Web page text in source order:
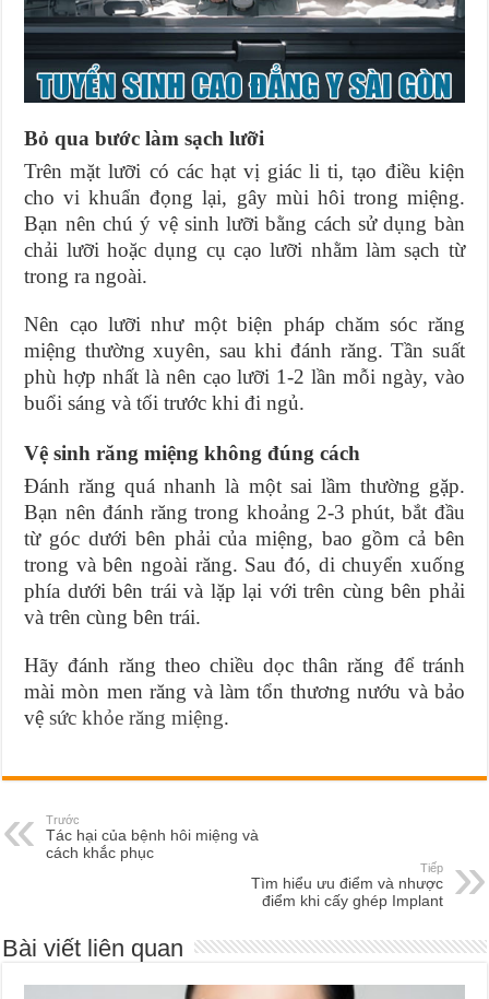
Bỏ qua bước làm sạch lưỡi
Trên mặt lưỡi có các hạt vị giác li ti, tạo điều kiện
cho vi khuẩn đọng lại, gây mùi hôi trong miệng.
Bạn nên chú ý vệ sinh lưỡi bằng cách sử dụng bàn
chải lưỡi hoặc dụng cụ cạo lưỡi nhằm làm sạch từ
trong ra ngoài.
Nên cạo lưỡi như một biện pháp chăm sóc răng
miệng thường xuyên, sau khi đánh răng. Tần suất
phù hợp nhất là nên cạo lưỡi 1-2 lần mỗi ngày, vào
buổi sáng và tối trước khi đi ngủ.
Vệ sinh răng miệng không đúng cách
Đánh răng quá nhanh là một sai lầm thường gặp.
Bạn nên đánh răng trong khoảng 2-3 phút, bắt đầu
từ góc dưới bên phải của miệng, bao gồm cả bên
trong và bên ngoài răng. Sau đó, di chuyển xuống
phía dưới bên trái và lặp lại với trên cùng bên phải
và trên cùng bên trái.
Hãy đánh răng theo chiều dọc thân răng để tránh
mài mòn men răng và làm tổn thương nướu và bảo
vệsức khỏe răng miệng.
Trước
Tác hại của bệnh hôi miệng và
cách khắc phục
Tiếp
Tìm hiểu ưu điểm và nhược
điểm khi cấy ghép Implant
Bài viết liên quan